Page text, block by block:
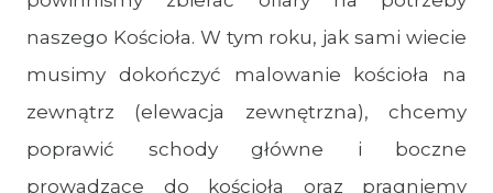
naszego Kościoła. W tym roku, jak sami wiecie
musimy dokończyć malowanie kościoła na
zewnątrz (elewacja zewnętrzna), chcemy
poprawić schody główne i boczne
prowadzące do kościoła oraz pragniemy